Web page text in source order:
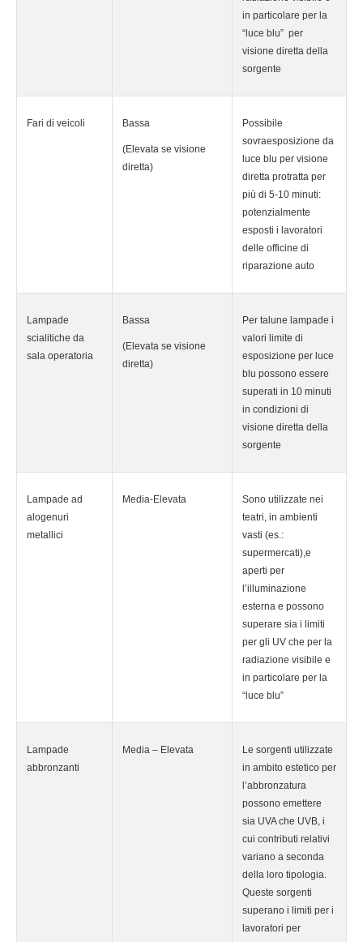
in particolare per la
“luce blu” per
visione diretta della
sorgente
Fari di veicoli Bassa
(Elevata se visione
diretta)
Possibile
sovraesposizione da
luce blu per visione
diretta protratta per
più di 5-10 minuti:
potenzialmente
esposti i lavoratori
delle officine di
riparazione auto
Lampade
scialitiche da
sala operatoria
Bassa
(Elevata se visione
diretta)
Per talune lampade i
valori limite di
esposizione per luce
blu possono essere
superati in 10 minuti
in condizioni di
visione diretta della
sorgente
Lampade ad
alogenuri
metallici
Media-Elevata
Sono utilizzate nei
teatri, in ambienti
vasti (es.:
supermercati),e
aperti per
l’illuminazione
esterna e possono
superare sia i limiti
per gli UV che per la
radiazione visibile e
in particolare per la
“luce blu”
Lampade
abbronzanti
Media – Elevata
Le sorgenti utilizzate
in ambito estetico per
l’abbronzatura
possono emettere
sia UVA che UVB, i
cui contributi relativi
variano a seconda
della loro tipologia.
Queste sorgenti
superano i limiti per i
lavoratori per